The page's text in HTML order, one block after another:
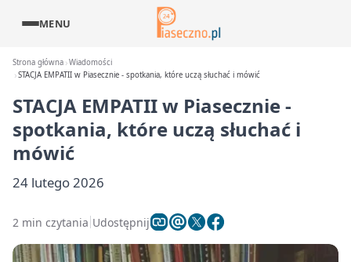
MENU
Strona główna Wiadomości
STACJA EMPATII w Piasecznie - spotkania, które uczą słuchać i mówić
STACJA EMPATII w Piasecznie -
spotkania, które uczą słuchać i
mówić
24 lutego 2026
2 min czytania Udostępnij